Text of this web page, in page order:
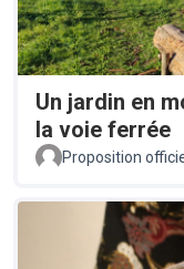
Un jardin en
la voie ferrée
Proposition